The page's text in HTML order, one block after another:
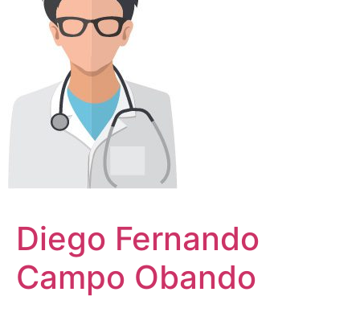
Diego Fernando
Campo Obando